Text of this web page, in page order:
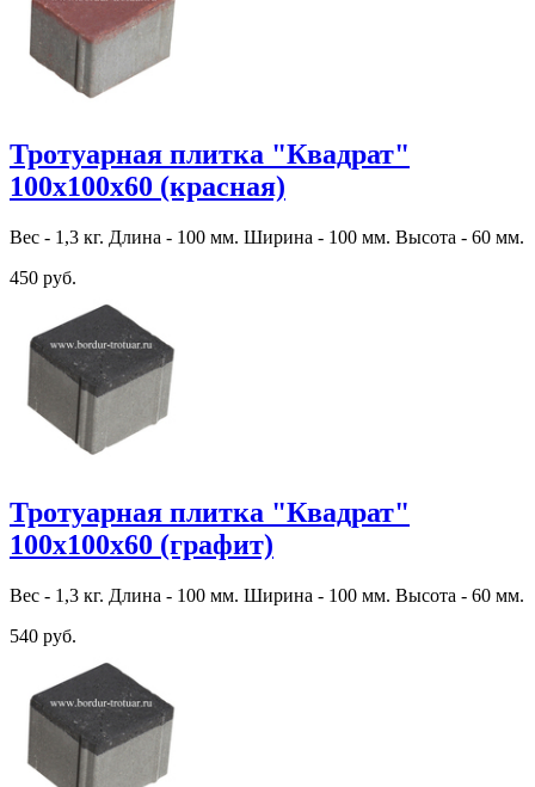
Тротуарная плитка "Квадрат"
100х100х60 (красная)
Вес - 1,3 кг. Длина - 100 мм. Ширина - 100 мм. Высота - 60 мм.
450 руб.
Тротуарная плитка "Квадрат"
100х100х60 (графит)
Вес - 1,3 кг. Длина - 100 мм. Ширина - 100 мм. Высота - 60 мм.
540 руб.